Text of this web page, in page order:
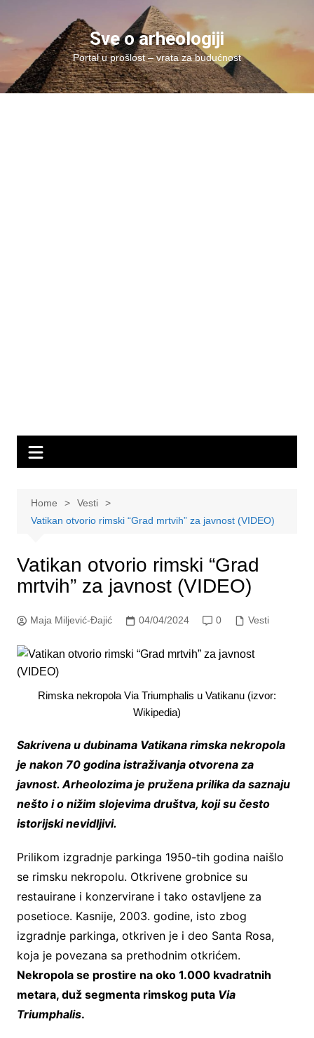
content
Sve o arheologiji
Portal u prošlost – vrata za budućnost
Home
Vesti
Vatikan otvorio rimski “Grad mrtvih” za javnost (VIDEO)
Vatikan otvorio rimski “Grad
mrtvih” za javnost (VIDEO)
Maja Miljević-Đajić 04/04/2024 0 Vesti
Rimska nekropola Via Triumphalis u Vatikanu (izvor:
Wikipedia)
Sakrivena u dubinama Vatikana rimska nekropola
je nakon 70 godina istraživanja otvorena za
javnost. Arheolozima je pružena prilika da saznaju
nešto i o nižim slojevima društva, koji su često
istorijski nevidljivi.
Prilikom izgradnje parkinga 1950-tih godina naišlo
se rimsku nekropolu. Otkrivene grobnice su
restauirane i konzervirane i tako ostavljene za
posetioce. Kasnije, 2003. godine, isto zbog
izgradnje parkinga, otkriven je i deo Santa Rosa,
koja je povezana sa prethodnim otkrićem.
Nekropola se prostire na oko 1.000 kvadratnih
metara, duž segmenta rimskog puta Via
Triumphalis.